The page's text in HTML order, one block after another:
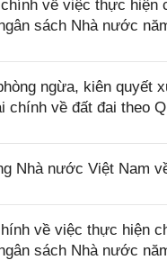
về việc thực hiện
sách Nhà nước
ngừa, kiên quyết
về đất đai theo
Nhà nước Việt Nam
về việc thực hiện
sách Nhà nước